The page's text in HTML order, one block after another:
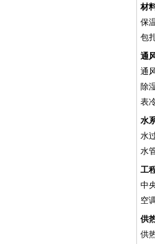
材
保
包
通
通
除
表
水
水
水
工
中
空
供
供